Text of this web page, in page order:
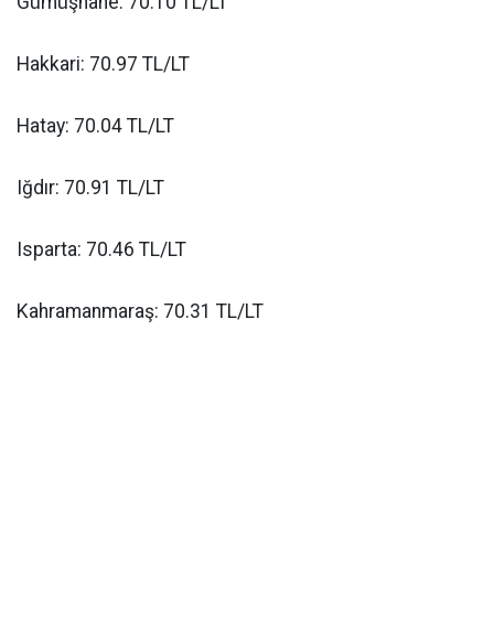
Hakkari: 70.97 TL/LT
Hatay: 70.04 TL/LT
Iğdır: 70.91 TL/LT
Isparta: 70.46 TL/LT
Kahramanmaraş: 70.31 TL/LT